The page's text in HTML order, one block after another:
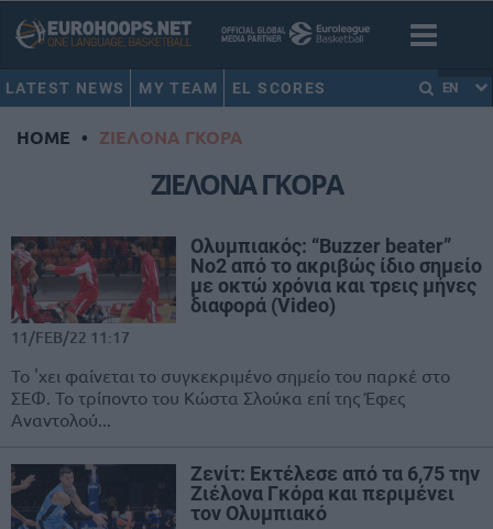
LATEST NEWS MY TEAM EL SCORES EN
HOME • ΖΙΕΛΟΝΑ ΓΚΟΡΑ
ΖΙΕΛΟΝΑ ΓΚΟΡΑ
Ολυμπιακός: “Buzzer beater”
Νο2 από το ακριβώς ίδιο σημείο
με οκτώ χρόνια και τρεις μήνες
διαφορά (Video)
11/FEB/22 11:17
Το 'χει φαίνεται το συγκεκριμένο σημείο του παρκέ στο
ΣΕΦ. Το τρίποντο του Κώστα Σλούκα επί της Έφες
Αναντολού...
Ζενίτ: Εκτέλεσε από τα 6,75 την
Ζιέλονα Γκόρα και περιμένει
τον Ολυμπιακό